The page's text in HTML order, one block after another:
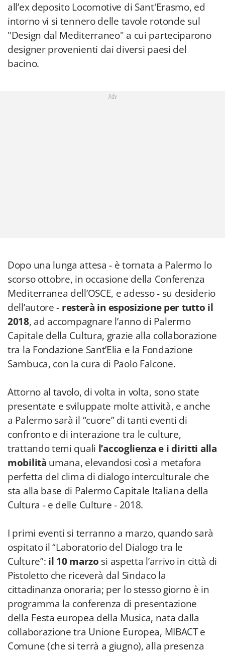
all’ex deposito Locomotive di Sant'Erasmo, ed
intorno vi si tennero delle tavole rotonde sul
"Design dal Mediterraneo" a cui parteciparono
designer provenienti dai diversi paesi del
bacino.
Adv
Dopo una lunga attesa - è tornata a Palermo lo
scorso ottobre, in occasione della Conferenza
Mediterranea dell’OSCE, e adesso - su desiderio
dell’autore - resterà in esposizione per tutto il
2018, ad accompagnare l’anno di Palermo
Capitale della Cultura, grazie alla collaborazione
tra la Fondazione Sant’Elia e la Fondazione
Sambuca, con la cura di Paolo Falcone.
Attorno al tavolo, di volta in volta, sono state
presentate e sviluppate molte attività, e anche
a Palermo sarà il “cuore” di tanti eventi di
confronto e di interazione tra le culture,
trattando temi quali l’accoglienza e i diritti alla
mobilità umana, elevandosi così a metafora
perfetta del clima di dialogo interculturale che
sta alla base di Palermo Capitale Italiana della
Cultura - e delle Culture - 2018.
I primi eventi si terranno a marzo, quando sarà
ospitato il “Laboratorio del Dialogo tra le
Culture”: il 10 marzo si aspetta l’arrivo in città di
Pistoletto che riceverà dal Sindaco la
cittadinanza onoraria; per lo stesso giorno è in
programma la conferenza di presentazione
della Festa europea della Musica, nata dalla
collaborazione tra Unione Europea, MIBACT e
Comune (che si terrà a giugno), alla presenza